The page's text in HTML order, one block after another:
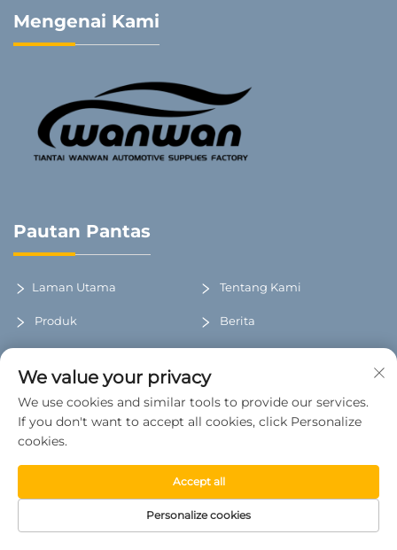
Mengenai Kami
Pautan Pantas
Laman Utama Tentang Kami
Produk Berita
Kekal Berhubung
Bilik 401, Bangunan 16, Taman Perindustrian Hongdi
Zongchuang, Bandar Tantou, Daerah Tiantai, Taizhou,
Zhejiang, China
+86-17857597877
We value your privacy
We use cookies and similar tools to provide our services.
If you don't want to accept all cookies, click Personalize
cookies.
Personalize cookies
Accept all